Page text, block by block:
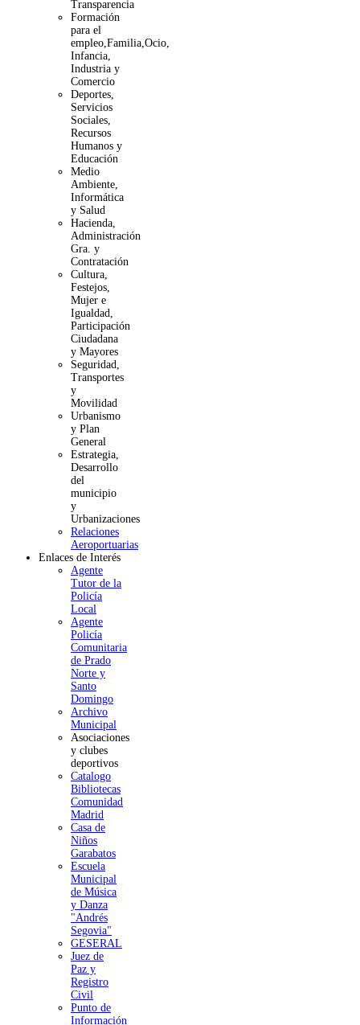
Transparencia
Formación
para el
empleo,Familia,Ocio,
Infancia,
Industria y
Comercio
Deportes,
Servicios
Sociales,
Recursos
Humanos y
Educación
Medio
Ambiente,
Informática
y Salud
Hacienda,
Administración
Gra. y
Contratación
Cultura,
Festejos,
Mujer e
Igualdad,
Participación
Ciudadana
y Mayores
Seguridad,
Transportes
y
Movilidad
Urbanismo
y Plan
General
Estrategia,
Desarrollo
del
municipio
y
Urbanizaciones
Relaciones
Aeroportuarias
Enlaces de Interés
Agente
Tutor de la
Policía
Local
Agente
Policía
Comunitaria
de Prado
Norte y
Santo
Domingo
Archivo
Municipal
Asociaciones
y clubes
deportivos
Catalogo
Bibliotecas
Comunidad
Madrid
Casa de
Niños
Garabatos
Escuela
Municipal
de Música
y Danza
"Andrés
Segovia"
GESERAL
Juez de
Paz y
Registro
Civil
Punto de
Información